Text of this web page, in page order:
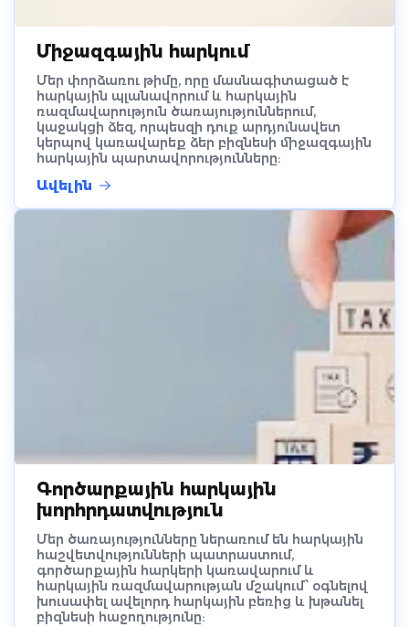
Միջազգային հարկում
Մեր փորձառու թիմը, որը մասնագիտացած է
հարկային պլանավորում և հարկային
ռազմավարություն ծառայություններում,
կաջակցի ձեզ, որպեսզի դուք արդյունավետ
կերպով կառավարեք ձեր բիզնեսի միջազգային
հարկային պարտավորությունները:
Ավելին
Գործարքային հարկային
խորհրդատվություն
Մեր ծառայությունները ներառում են հարկային
հաշվետվությունների պատրաստում,
գործարքային հարկերի կառավարում և
հարկային ռազմավարության մշակում՝ օգնելով
խուսափել ավելորդ հարկային բեռից և խթանել
բիզնեսի հաջողությունը: